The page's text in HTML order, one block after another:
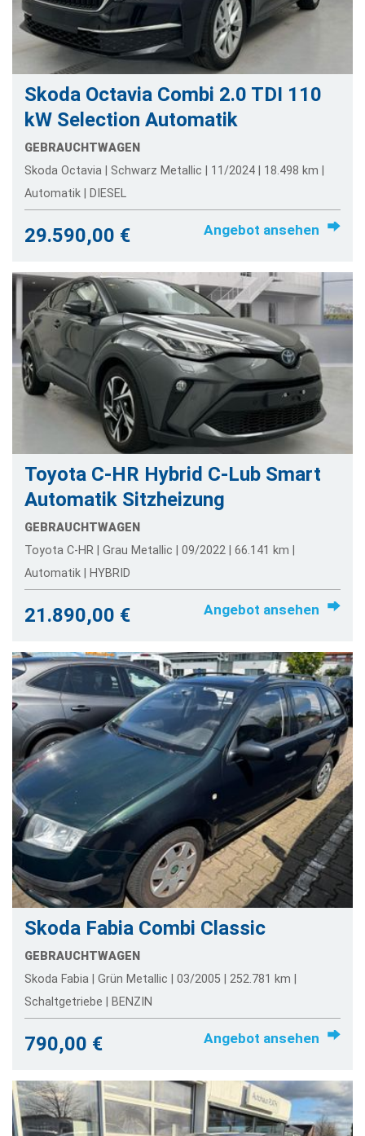
Skoda Octavia Combi 2.0 TDI 110
kW Selection Automatik
GEBRAUCHTWAGEN
Skoda Octavia | Schwarz Metallic | 11/2024 | 18.498 km |
Automatik | DIESEL
29.590,00 € Angebot ansehen
Toyota C-HR Hybrid C-Lub Smart
Automatik Sitzheizung
GEBRAUCHTWAGEN
Toyota C-HR | Grau Metallic | 09/2022 | 66.141 km |
Automatik | HYBRID
21.890,00 € Angebot ansehen
Skoda Fabia Combi Classic
GEBRAUCHTWAGEN
Skoda Fabia | Grün Metallic | 03/2005 | 252.781 km |
Schaltgetriebe | BENZIN
790,00 € Angebot ansehen